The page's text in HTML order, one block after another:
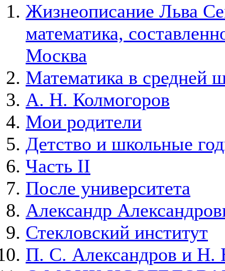
Жизнеописание Льва
математика,
Москва
Математика в средней
А. Н. Колмогоров
Мои родители
Детство и школьные
Часть II
После университета
Александр
Стекловский институт
П. С. Александров и Н.